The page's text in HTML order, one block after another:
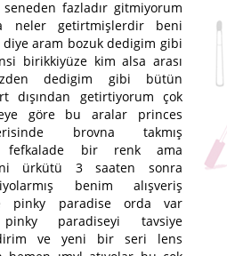
fazladır gitmiyorum
neler getirtmişlerdir beni
diye aram bozuk dedigim gibi
birikkiyüze kim alsa arası
dedigim gibi bütün
dışından getirtiyorum çok
göre bu aralar princes
brovna takmış
fefkalade bir renk ama
ürkütü 3 saaten sonra
benim alışveriş
pinky paradise orda var
pinky paradiseyi tavsiye
ve yeni bir seri lens